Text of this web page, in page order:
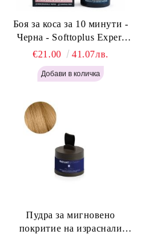
Боя за коса за 10 минути -
Черна - Softtoplus Expert
Woman Black 400мл
€21.00 41.07лв.
Пудра за мигновено
покритие на израснали